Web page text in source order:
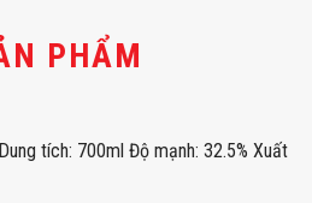
PHẨM
tích: 700ml Độ mạnh: 32.5% Xuất